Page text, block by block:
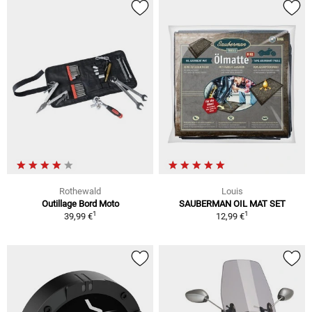
Rothewald
Outillage Bord Moto
39,99 €1
Louis
SAUBERMAN OIL MAT SET
12,99 €1